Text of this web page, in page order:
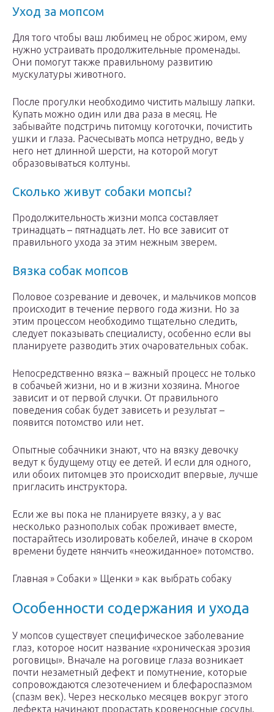
Уход за мопсом
Для того чтобы ваш любимец не оброс жиром, ему
нужно устраивать продолжительные променады.
Они помогут также правильному развитию
мускулатуры животного.
После прогулки необходимо чистить малышу лапки.
Купать можно один или два раза в месяц. Не
забывайте подстричь питомцу коготочки, почистить
ушки и глаза. Расчесывать мопса нетрудно, ведь у
него нет длинной шерсти, на которой могут
образовываться колтуны.
Сколько живут собаки мопсы?
Продолжительность жизни мопса составляет
тринадцать – пятнадцать лет. Но все зависит от
правильного ухода за этим нежным зверем.
Вязка собак мопсов
Половое созревание и девочек, и мальчиков мопсов
происходит в течение первого года жизни. Но за
этим процессом необходимо тщательно следить,
следует показывать специалисту, особенно если вы
планируете разводить этих очаровательных собак.
Непосредственно вязка – важный процесс не только
в собачьей жизни, но и в жизни хозяина. Многое
зависит и от первой случки. От правильного
поведения собак будет зависеть и результат –
появится потомство или нет.
Опытные собачники знают, что на вязку девочку
ведут к будущему отцу ее детей. И если для одного,
или обоих питомцев это происходит впервые, лучше
пригласить инструктора.
Если же вы пока не планируете вязку, а у вас
несколько разнополых собак проживает вместе,
постарайтесь изолировать кобелей, иначе в скором
времени будете нянчить «неожиданное» потомство.
Главная » Собаки » Щенки » как выбрать собаку
Особенности содержания и ухода
У мопсов существует специфическое заболевание
глаз, которое носит название «хроническая эрозия
роговицы». Вначале на роговице глаза возникает
почти незаметный дефект и помутнение, которые
сопровождаются слезотечением и блефароспазмом
(спазм век). Через несколько месяцев вокруг этого
дефекта начинают прорастать кровеносные сосуды.